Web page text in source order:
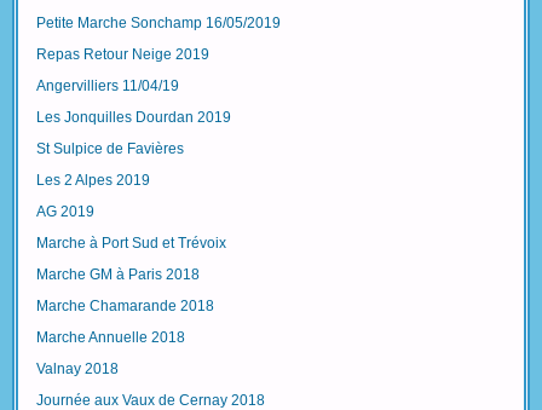
Petite Marche Sonchamp 16/05/2019
Repas Retour Neige 2019
Angervilliers 11/04/19
Les Jonquilles Dourdan 2019
St Sulpice de Favières
Les 2 Alpes 2019
AG 2019
Marche à Port Sud et Trévoix
Marche GM à Paris 2018
Marche Chamarande 2018
Marche Annuelle 2018
Valnay 2018
Journée aux Vaux de Cernay 2018